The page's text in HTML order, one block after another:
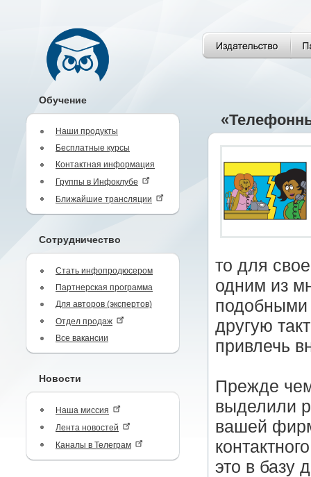
Обучение
Наши продукты
Бесплатные курсы
Контактная информация
Группы в Инфоклубе
Ближайшие трансляции
Сотрудничество
Стать инфопродюсером
Партнерская программа
Для авторов (экспертов)
Отдел продаж
Все вакансии
Новости
Наша миссия
Лента новостей
Каналы в Телеграм
то для
одним из
подобными
другую
привлечь
Прежде
выделили
вашей
это в базу